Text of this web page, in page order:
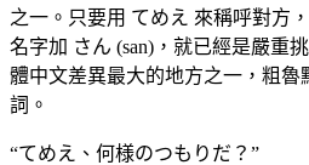
之一。只要用 てめえ 來稱呼對方
名字加 さん (san)，就已經是嚴重
體中文差異最大的地方之一，粗魯
詞。
“てめえ、何様のつもりだ？ ”